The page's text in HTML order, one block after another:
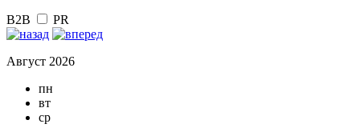
B2B PR
Август 2026
пн
вт
ср